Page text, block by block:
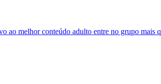
ao melhor conteúdo adulto entre no grupo mais